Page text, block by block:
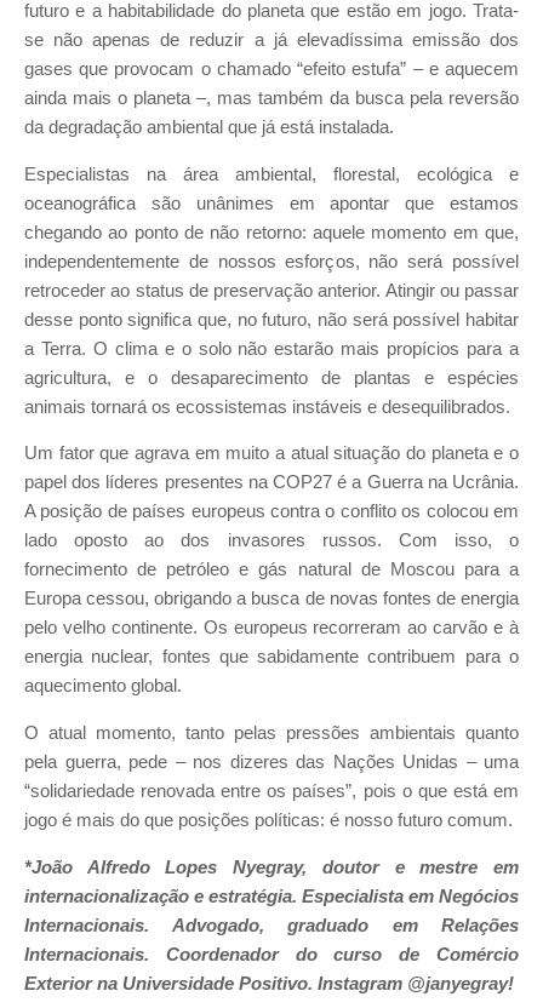
futuro e a habitabilidade do planeta que estão em jogo. Trata-
se não apenas de reduzir a já elevadíssima emissão dos
gases que provocam o chamado “efeito estufa” – e aquecem
ainda mais o planeta –, mas também da busca pela reversão
da degradação ambiental que já está instalada.
Especialistas na área ambiental, florestal, ecológica e
oceanográfica são unânimes em apontar que estamos
chegando ao ponto de não retorno: aquele momento em que,
independentemente de nossos esforços, não será possível
retroceder ao status de preservação anterior. Atingir ou passar
desse ponto significa que, no futuro, não será possível habitar
a Terra. O clima e o solo não estarão mais propícios para a
agricultura, e o desaparecimento de plantas e espécies
animais tornará os ecossistemas instáveis e desequilibrados.
Um fator que agrava em muito a atual situação do planeta e o
papel dos líderes presentes na COP27 é a Guerra na Ucrânia.
A posição de países europeus contra o conflito os colocou em
lado oposto ao dos invasores russos. Com isso, o
fornecimento de petróleo e gás natural de Moscou para a
Europa cessou, obrigando a busca de novas fontes de energia
pelo velho continente. Os europeus recorreram ao carvão e à
energia nuclear, fontes que sabidamente contribuem para o
aquecimento global.
O atual momento, tanto pelas pressões ambientais quanto
pela guerra, pede – nos dizeres das Nações Unidas – uma
“solidariedade renovada entre os países”, pois o que está em
jogo é mais do que posições políticas: é nosso futuro comum.
*João Alfredo Lopes Nyegray, doutor e mestre em
internacionalização e estratégia. Especialista em Negócios
Internacionais. Advogado, graduado em Relações
Internacionais. Coordenador do curso de Comércio
Exterior na Universidade Positivo. Instagram @janyegray!